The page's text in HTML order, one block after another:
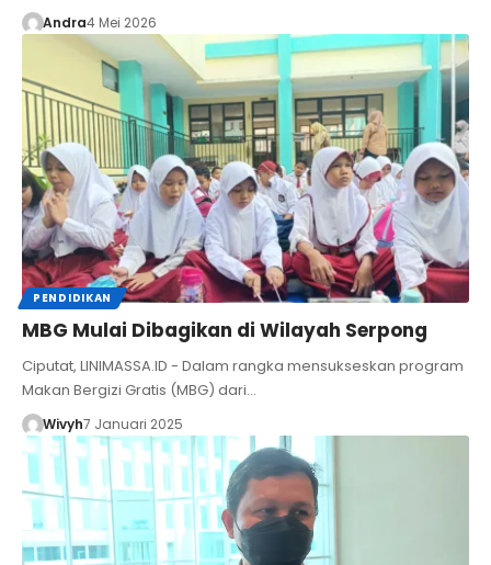
Andra4 Mei 2026
PENDIDIKAN
MBG Mulai Dibagikan di Wilayah Serpong
Ciputat, LINIMASSA.ID - Dalam rangka mensukseskan program
Makan Bergizi Gratis (MBG) dari…
Wivyh7 Januari 2025